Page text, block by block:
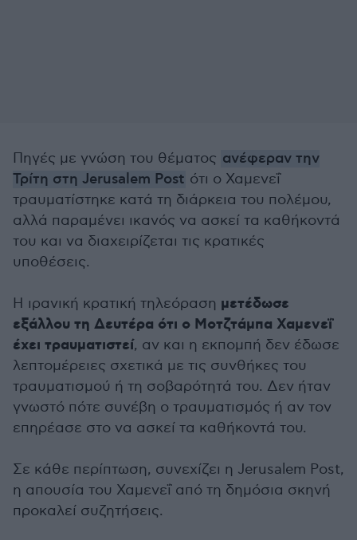
Πηγές με γνώση του θέματος ανέφεραν την
Τρίτη στη Jerusalem Post ότι ο Χαμενεΐ
τραυματίστηκε κατά τη διάρκεια του πολέμου,
αλλά παραμένει ικανός να ασκεί τα καθήκοντά
του και να διαχειρίζεται τις κρατικές
υποθέσεις.
Η ιρανική κρατική τηλεόραση μετέδωσε
εξάλλου τη Δευτέρα ότι ο Μοτζτάμπα Χαμενεΐ
έχει τραυματιστεί, αν και η εκπομπή δεν έδωσε
λεπτομέρειες σχετικά με τις συνθήκες του
τραυματισμού ή τη σοβαρότητά του. Δεν ήταν
γνωστό πότε συνέβη ο τραυματισμός ή αν τον
επηρέασε στο να ασκεί τα καθήκοντά του.
Σε κάθε περίπτωση, συνεχίζει η Jerusalem Post,
η απουσία του Χαμενεΐ από τη δημόσια σκηνή
προκαλεί συζητήσεις.